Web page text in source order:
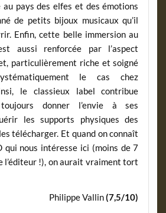
au pays des elfes et des émotions
de petits bijoux musicaux qu’il
Enfin, cette belle immersion au
aussi renforcée par l’aspect
particulièrement riche et soigné
le cas chez
le classieux label contribue
donner l’envie à ses
les supports physiques des
télécharger. Et quand on connaît
qui nous intéresse ici (moins de 7
l’éditeur !), on aurait vraiment tort
Philippe Vallin(7,5/10)